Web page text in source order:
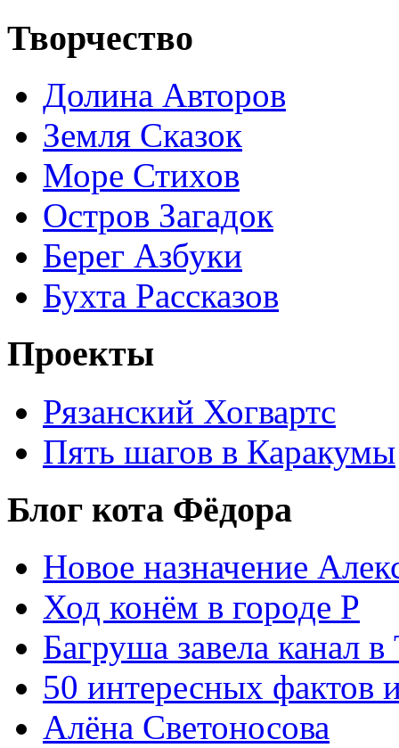
Творчество
Долина Авторов
Земля Сказок
Море Стихов
Остров Загадок
Берег Азбуки
Бухта Рассказов
Проекты
Рязанский Хогвартс
Пять шагов в Каракумы
Блог кота Фёдора
Новое назначение
Ход конём в городе Р
Багруша завела канал в
50 интересных фактов
Алёна Светоносова